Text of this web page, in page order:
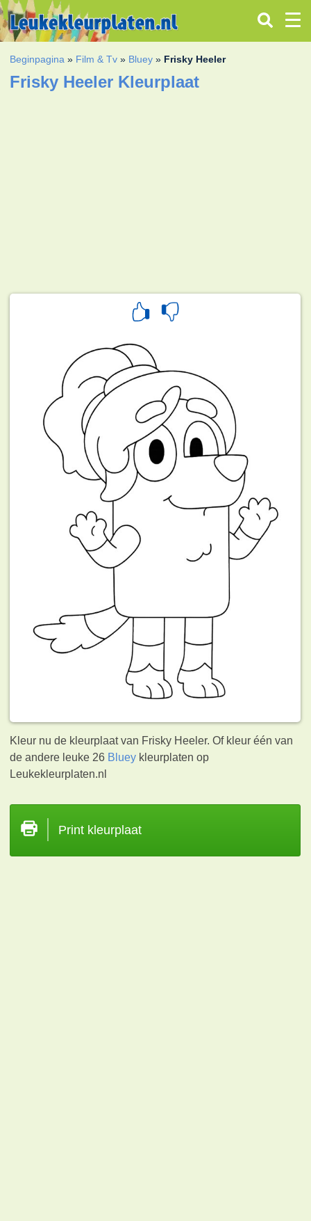
Beginpagina » Film & Tv » Bluey » Frisky Heeler
Frisky Heeler Kleurplaat
Kleur nu de kleurplaat van Frisky Heeler. Of kleur één van
de andere leuke 26 Bluey kleurplaten op
Leukekleurplaten.nl
Print kleurplaat